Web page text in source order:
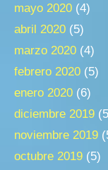
mayo 2020 (4)
abril 2020 (5)
marzo 2020 (4)
febrero 2020 (5)
enero 2020 (6)
diciembre 2019
noviembre 2019
octubre 2019 (5)